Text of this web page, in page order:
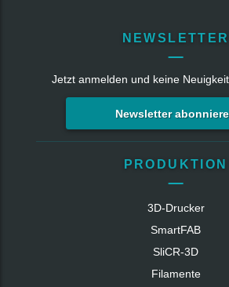
NEWSLETTER
Jetzt anmelden und keine
Newsletter
PRODUKTION
3D-Drucker
SmartFAB
SliCR‑3D
Filamente